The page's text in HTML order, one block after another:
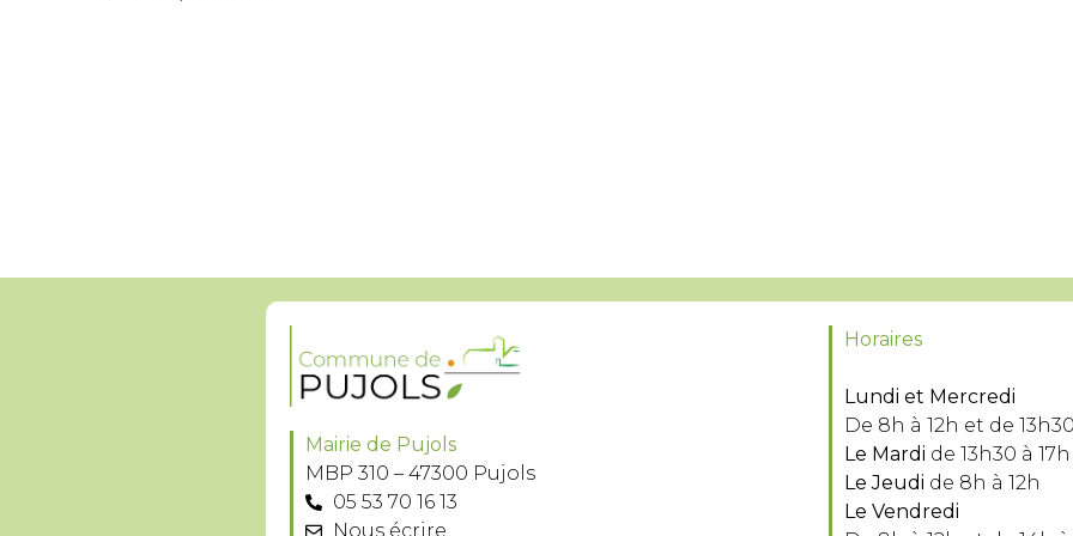
Mairie de Pujols
MBP 310 – 47300 Pujols
05 53 70 16 13
Nous écrire
Horaires
Lundi et Mercredi
De 8h à 12h et de
Le Mardi de 13h30 à 17h
Le Jeudi de 8h à 12h
Le Vendredi